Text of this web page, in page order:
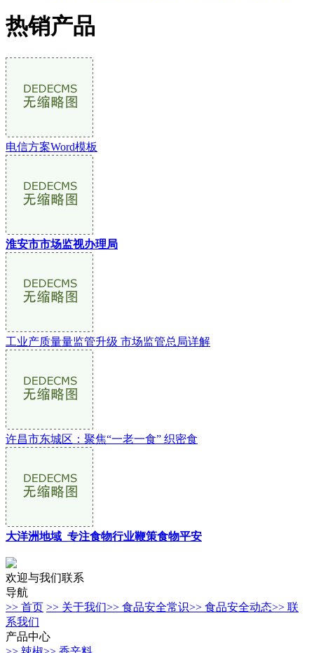
热销产品
电信方案Word模板
淮安市市场监视办理局
工业产质量量监管升级 市场监管总局详解
许昌市东城区：聚焦“一老一食” 织密食
大洋洲地域_专注食物行业鞭策食物平安
欢迎与我们联系
导航
>> 首页 >> 关于我们>> 食品安全常识>> 食品安全动态>> 联
系我们
产品中心